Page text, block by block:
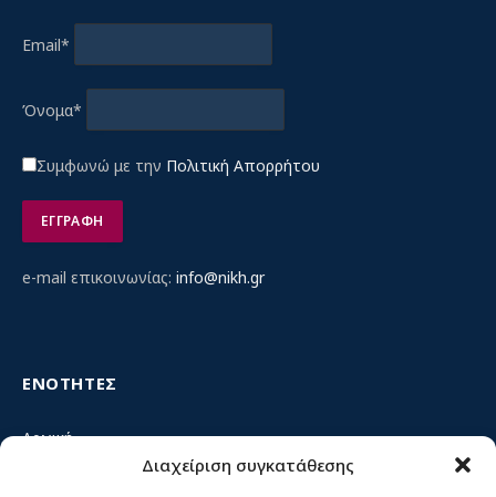
Διαχείριση συγκατάθεσης
Email*
Όνομα*
Συμφωνώ με την Πολιτική Απορρήτου
e-mail επικοινωνίας: info@nikh.gr
ΕΝΟΤΗΤΕΣ
Αρχική
Κίνημα ΝΙΚΗ – Ποιοι είμαστε, αρχές & δράση